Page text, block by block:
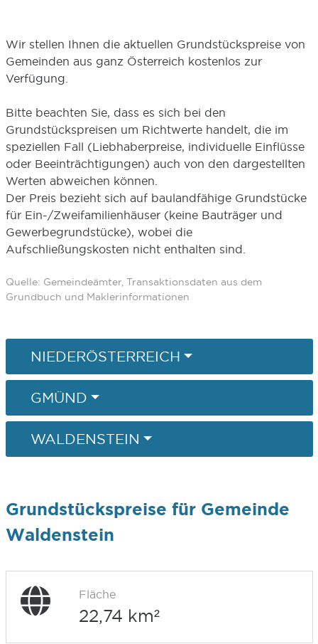
Wir stellen Ihnen die aktuellen Grundstückspreise von
Gemeinden aus ganz Österreich kostenlos zur
Verfügung.
Bitte beachten Sie, dass es sich bei den
Grundstückspreisen um Richtwerte handelt, die im
speziellen Fall (Liebhaberpreise, individuelle Einflüsse
oder Beeinträchtigungen) auch von den dargestellten
Werten abweichen können.
Der Preis bezieht sich auf baulandfähige Grundstücke
für Ein-/Zweifamilienhäuser (keine Bauträger und
Gewerbegrundstücke), wobei die
Aufschließungskosten nicht enthalten sind.
Quelle: Gemeindeämter, Transaktionsdaten aus dem
Grundbuch und Maklerinformationen
NIEDERÖSTERREICH
GMÜND
WALDENSTEIN
Grundstückspreise für Gemeinde
Waldenstein
Fläche
22,74 km²